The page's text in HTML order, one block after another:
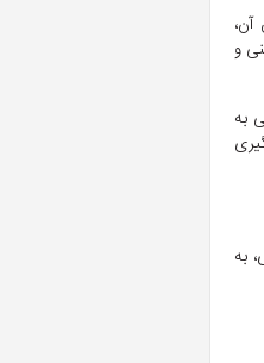
و
به
به